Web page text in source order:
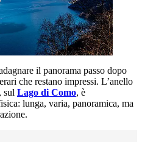
il panorama passo dopo
che restano impressi. L’anello
, sul Lago di Como, è
lunga, varia, panoramica, ma